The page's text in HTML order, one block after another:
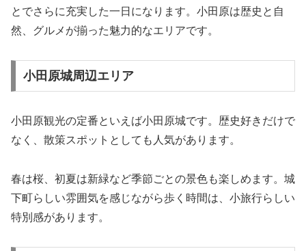
とでさらに充実した一日になります。小田原は歴史と自
然、グルメが揃った魅力的なエリアです。
小田原城周辺エリア
小田原観光の定番といえば小田原城です。歴史好きだけで
なく、散策スポットとしても人気があります。
春は桜、初夏は新緑など季節ごとの景色も楽しめます。城
下町らしい雰囲気を感じながら歩く時間は、小旅行らしい
特別感があります。